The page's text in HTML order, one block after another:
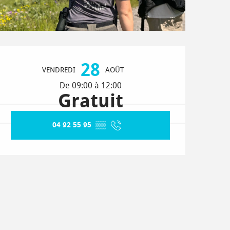
et coordonnées
VENDREDI 28 AOÛT
De 09:00 à 12:00
Gratuit
04 92 55 95 ▒▒